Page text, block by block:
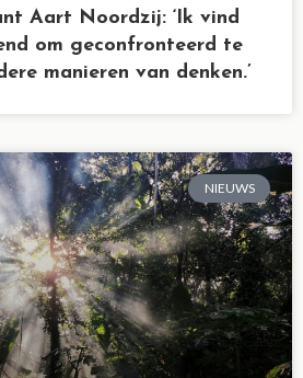
Aart Noordzij: ‘Ik vind
om geconfronteerd te
manieren van denken.’
NIEUWS